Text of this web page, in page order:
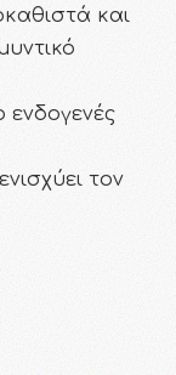
και
ενδογενές
τον